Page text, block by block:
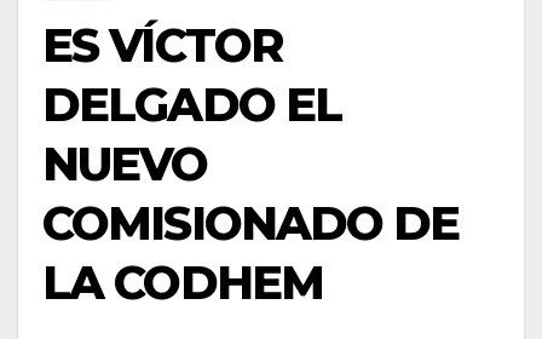
ES VÍCTOR
DELGADO EL
NUEVO
COMISIONADO DE
LA CODHEM